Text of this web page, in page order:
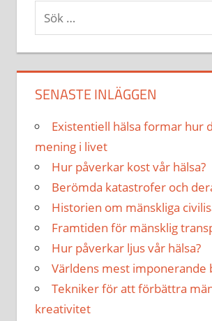
SENASTE INLÄGGEN
Existentiell hälsa formar hur
mening i livet
Hur påverkar kost vår hälsa?
Berömda katastrofer och
Historien om mänskliga
Framtiden för mänsklig
Hur påverkar ljus vår hälsa?
Världens mest imponerande
Tekniker för att förbättra
kreativitet